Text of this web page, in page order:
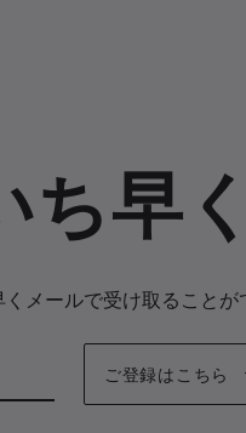
ち早く
メールで受け取ることが
ご登録はこちら